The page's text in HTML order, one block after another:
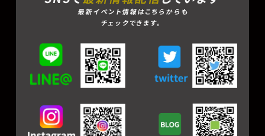
最新イベント情報はこちらからも
チェックできます。